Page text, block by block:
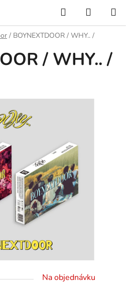
Hľadať
KOŠÍK
/ BOYNEXTDOOR / WHY.. /
Na objednávku
/ WHY.. /